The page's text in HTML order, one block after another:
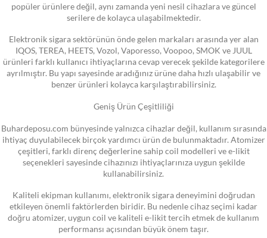
popüler ürünlere değil, aynı zamanda yeni nesil cihazlara ve güncel
serilere de kolayca ulaşabilmektedir.
Elektronik sigara sektörünün önde gelen markaları arasında yer alan
IQOS, TEREA, HEETS, Vozol, Vaporesso, Voopoo, SMOK ve JUUL
ürünleri farklı kullanıcı ihtiyaçlarına cevap verecek şekilde kategorilere
ayrılmıştır. Bu yapı sayesinde aradığınız ürüne daha hızlı ulaşabilir ve
benzer ürünleri kolayca karşılaştırabilirsiniz.
Geniş Ürün Çeşitliliği
Buhardeposu.com bünyesinde yalnızca cihazlar değil, kullanım sırasında
ihtiyaç duyulabilecek birçok yardımcı ürün de bulunmaktadır. Atomizer
çeşitleri, farklı direnç değerlerine sahip coil modelleri ve e-likit
seçenekleri sayesinde cihazınızı ihtiyaçlarınıza uygun şekilde
kullanabilirsiniz.
Kaliteli ekipman kullanımı, elektronik sigara deneyimini doğrudan
etkileyen önemli faktörlerden biridir. Bu nedenle cihaz seçimi kadar
doğru atomizer, uygun coil ve kaliteli e-likit tercih etmek de kullanım
performansı açısından büyük önem taşır.